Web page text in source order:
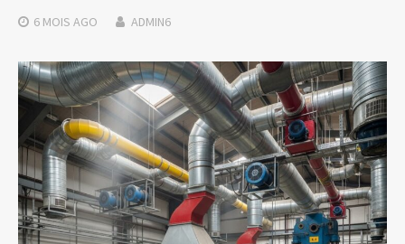
6 MOIS AGO ADMIN6